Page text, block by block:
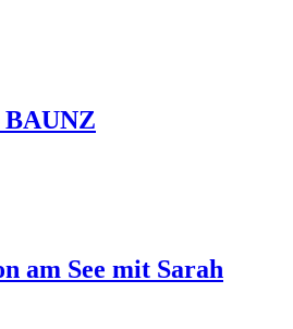
BAUNZ
am See mit Sarah